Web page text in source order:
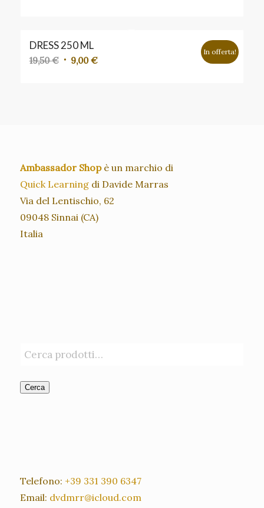
27,00 €.
DRESS 250 ML
19,50€ Il 9,00€Il
In offerta!
Ambassador Shopè un marchio di
Quick Learningdi Davide Marras
Via del Lentischio, 62
09048 Sinnai (CA)
Italia
Cerca
Telefono: +39 331 390 6347
Email: dvdmrr@icloud.com